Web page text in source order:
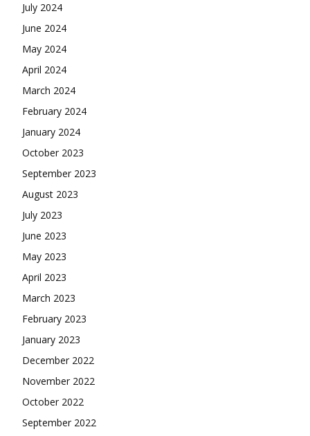
July 2024
June 2024
May 2024
April 2024
March 2024
February 2024
January 2024
October 2023
September 2023
August 2023
July 2023
June 2023
May 2023
April 2023
March 2023
February 2023
January 2023
December 2022
November 2022
October 2022
September 2022